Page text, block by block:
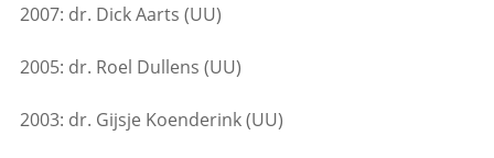
2007: dr. Dick Aarts (UU)
2005: dr. Roel Dullens (UU)
2003: dr. Gijsje Koenderink (UU)